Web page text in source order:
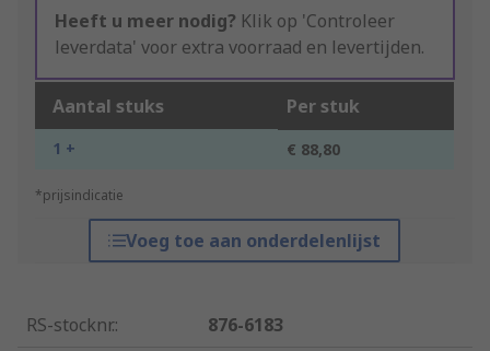
Heeft u meer nodig? Klik op 'Controleer
leverdata' voor extra voorraad en levertijden.
Aantal stuks Per stuk
1 + € 88,80
*prijsindicatie
Voeg toe aan onderdelenlijst
RS-stocknr.:
876-6183